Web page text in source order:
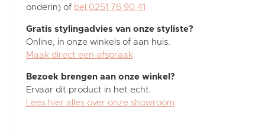
onderin) of bel 0251 76 90 41
Gratis stylingadvies van onze styliste?
Online, in onze winkels of aan huis.
Maak direct een afspraak
Bezoek brengen aan onze winkel?
Ervaar dit product in het echt.
Lees hier alles over onze showroom